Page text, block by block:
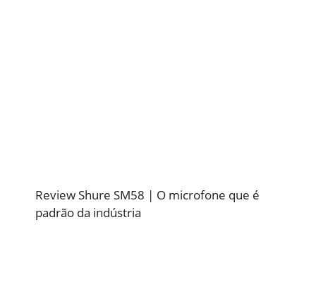
Review Shure SM58 | O microfone que é
padrão da indústria